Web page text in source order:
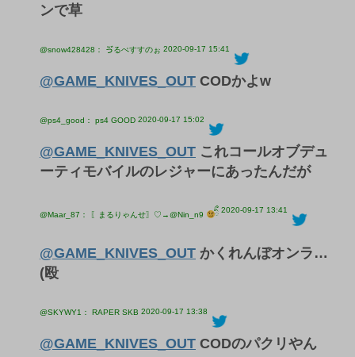
ンで草
@snow428428： ゔるぺすすのぉ 2020-09-17 15:41
@GAME_KNIVES_OUT CODかよw
@ps4_good： ps4 GOOD 2020-09-17 15:02
@GAME_KNIVES_OUT これコールオブデュ
ーティモバイルのレジャーにあったんだが
@Maar_87： 〖まるりゃんせ〗♡→@Nin_n9 ིྀ
2020-09-17 13:41
@GAME_KNIVES_OUT かくれんぼオンラ…
(殴
@SKYWY1： RAPER SKB 2020-09-17 13:38
@GAME_KNIVES_OUT CODのパクリやん